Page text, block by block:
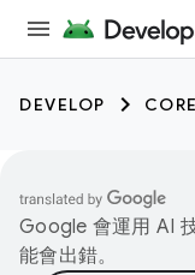
DEVELOP
Google 會運用 AI
能會出錯。